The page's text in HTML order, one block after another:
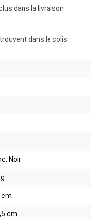
dans la livraison
dans le colis
Noir
cm
cm